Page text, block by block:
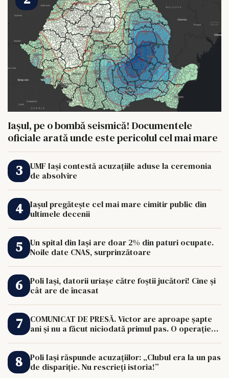
Iașul, pe o bombă seismică! Documentele
oficiale arată unde este pericolul cel mai mare
UMF Iași contestă acuzațiile aduse la ceremonia
de absolvire
Iașul pregătește cel mai mare cimitir public din
ultimele decenii
Un spital din Iași are doar 2% din paturi ocupate.
Noile date CNAS, surprinzătoare
Poli Iași, datorii uriașe către foștii jucători! Cine și
cât are de încasat
COMUNICAT DE PRESĂ. Victor are aproape șapte
ani și nu a făcut niciodată primul pas. O operație
Poli Iași răspunde acuzațiilor: „Clubul era la un pas
de dispariție. Nu rescrieți istoria!”